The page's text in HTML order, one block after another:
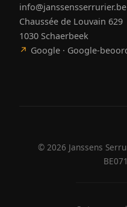
info@janssensserrurier.be
Chaussée de Louvain 629
1030 Schaerbeek
↗ Google · Google-
© 2026 Janssens